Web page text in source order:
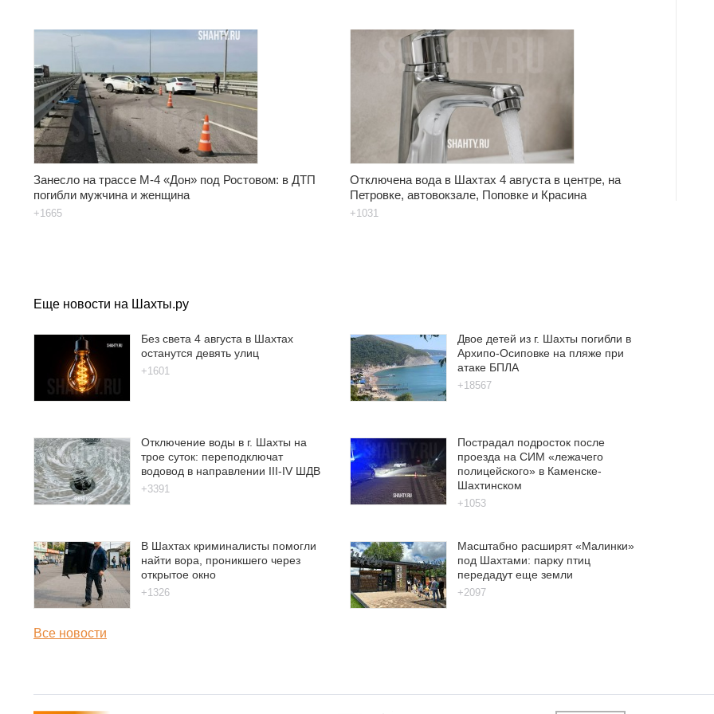
Занесло на трассе М-4 «Дон» под Ростовом: в ДТП
погибли мужчина и женщина
+1665
Отключена вода в Шахтах 4 августа в центре, на
Петровке, автовокзале, Поповке и Красина
+1031
Еще новости на Шахты.ру
Без света 4 августа в Шахтах
останутся девять улиц
+1601
Двое детей из г. Шахты погибли в
Архипо-Осиповке на пляже при
атаке БПЛА
+18567
Отключение воды в г. Шахты на
трое суток: переподключат
водовод в направлении III-IV ШДВ
+3391
Пострадал подросток после
проезда на СИМ «лежачего
полицейского» в Каменске-
Шахтинском
+1053
В Шахтах криминалисты помогли
найти вора, проникшего через
открытое окно
+1326
Масштабно расширят «Малинки»
под Шахтами: парку птиц
передадут еще земли
+2097
Все новости